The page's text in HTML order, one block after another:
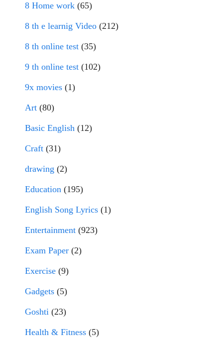
8 Home work (65)
8 th e learnig Video (212)
8 th online test (35)
9 th online test (102)
9x movies (1)
Art (80)
Basic English (12)
Craft (31)
drawing (2)
Education (195)
English Song Lyrics (1)
Entertainment (923)
Exam Paper (2)
Exercise (9)
Gadgets (5)
Goshti (23)
Health & Fitness (5)